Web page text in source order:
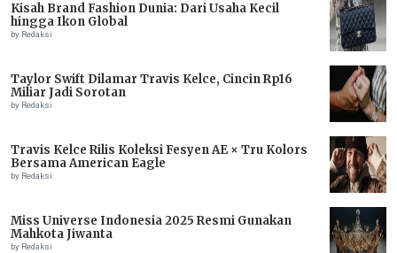
Kisah Brand Fashion Dunia: Dari Usaha Kecil
hingga Ikon Global
by Redaksi
Taylor Swift Dilamar Travis Kelce, Cincin Rp16
Miliar Jadi Sorotan
by Redaksi
Travis Kelce Rilis Koleksi Fesyen AE × Tru Kolors
Bersama American Eagle
by Redaksi
Miss Universe Indonesia 2025 Resmi Gunakan
Mahkota Jiwanta
by Redaksi